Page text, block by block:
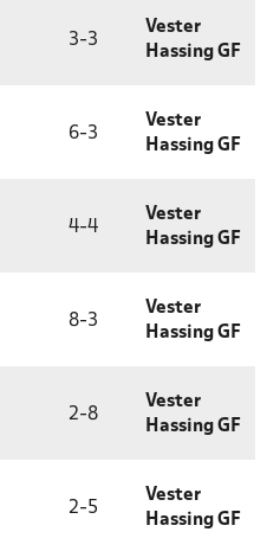
3-3
Vester
Hassing GF
6-3
Vester
Hassing GF
4-4
Vester
Hassing GF
8-3
Vester
Hassing GF
2-8
Vester
Hassing GF
2-5
Vester
Hassing GF